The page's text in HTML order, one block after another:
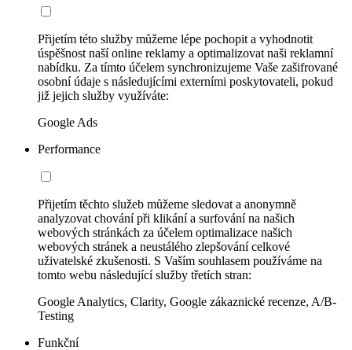
Přijetím této služby můžeme lépe pochopit a vyhodnotit
úspěšnost naší online reklamy a optimalizovat naši reklamní
nabídku. Za tímto účelem synchronizujeme Vaše zašifrované
osobní údaje s následujícími externími poskytovateli, pokud
již jejich služby využíváte:
Google Ads
Performance
Přijetím těchto služeb můžeme sledovat a anonymně
analyzovat chování při klikání a surfování na našich
webových stránkách za účelem optimalizace našich
webových stránek a neustálého zlepšování celkové
uživatelské zkušenosti. S Vaším souhlasem používáme na
tomto webu následující služby třetích stran:
Google Analytics, Clarity, Google zákaznické recenze, A/B-
Testing
Funkční